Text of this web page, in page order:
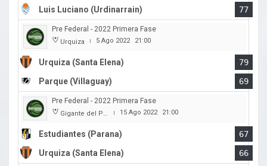
Luis Luciano (Urdinarrain)
77
Pre Federal - 2022 Primera Fase
Urquiza | 5 Ago 2022 21:00
Urquiza (Santa Elena)
79
Parque (Villaguay)
69
Pre Federal - 2022 Primera Fase
Gigante del Parque | 15 Ago 2022 21:00
Estudiantes (Parana)
67
Urquiza (Santa Elena)
66